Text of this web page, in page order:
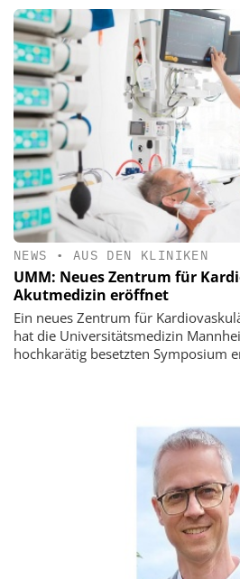
NEWS • AUS DEN KLINIKEN
UMM: Neues Zentrum für
Akutmedizin eröffnet
Ein neues Zentrum für
hat die Universitätsmedizin
hochkarätig besetzten Symposium